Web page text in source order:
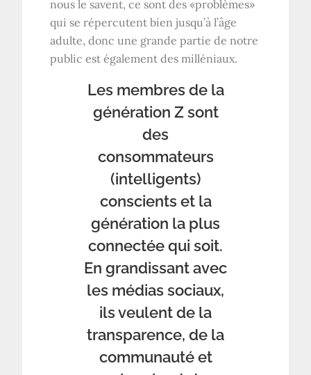
nous le savent, ce sont des «problèmes»
qui se répercutent bien jusqu’à l’âge
adulte, donc une grande partie de notre
public est également des milléniaux.
Les membres de la
génération Z sont
des
consommateurs
(intelligents)
conscients et la
génération la plus
connectée qui soit.
En grandissant avec
les médias sociaux,
ils veulent de la
transparence, de la
communauté et